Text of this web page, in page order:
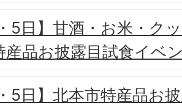
5日】甘酒・お米・ク
産品お披露目試食イベ
5日】北本市特産品お